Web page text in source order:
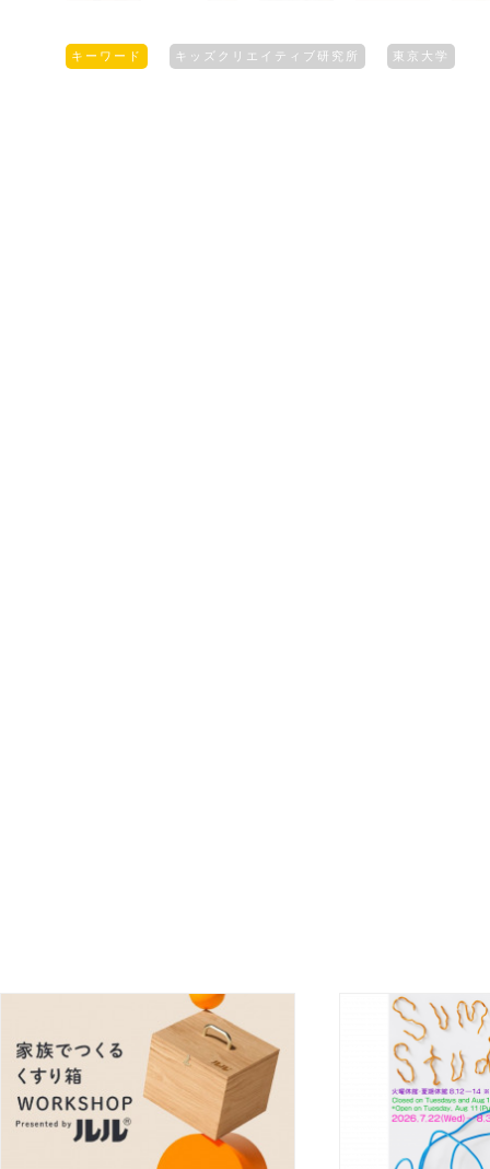
キーワード キッズクリエイティブ研究所 東京大学